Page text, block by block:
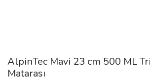
AlpinTec Mavi 23 cm 500 ML
Matarası